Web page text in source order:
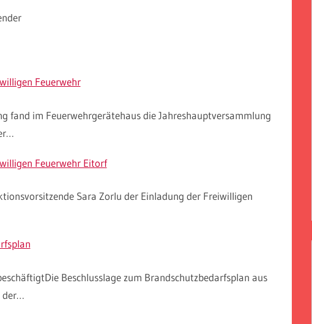
Feuerwehr
fand im Feuerwehrgerätehaus die Jahreshauptversammlung
Feuerwehr Eitorf
Sara Zorlu der Einladung der Freiwilligen
Beschlusslage zum Brandschutzbedarfsplan aus
der…